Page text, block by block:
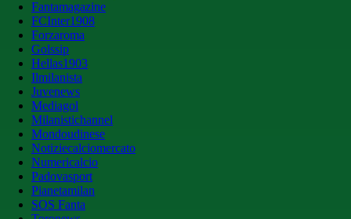
Fantamagazine
FCInter1908
Forzaroma
Golssip
Hellas1903
Ilmilanista
Juvenews
Mediagol
Milanistichannel
Mondoudinese
Notiziecalciomercato
Numericalcio
Padovasport
Pianetamilan
SOS Fanta